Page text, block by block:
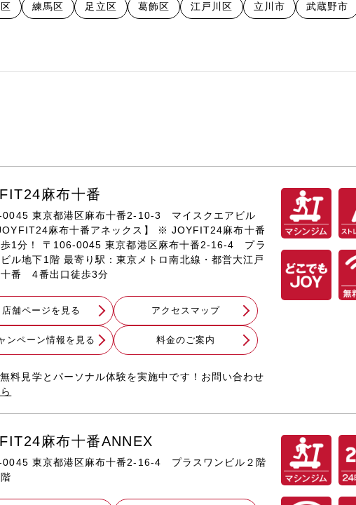
練馬区 足立区 葛飾区 江戸川区 立川市 武蔵野市
麻布十番
0045 東京都港区麻布十番2-10-3 マイスクエアビル
麻布十番アネックス】 ※ JOYFIT24麻布十番
歩1分！ 〒106-0045 東京都港区麻布十番2-16-4 プラ
ル地下1階 最寄り駅：東京メトロ南北線・都営大江戸
十番 4番出口徒歩3分
店舗ページを見る アクセスマップ
ンペーン情報を見る 料⾦のご案内
料見学とパーソナル体験を実施中です！お問い合わせ
麻布十番ANNEX
0045 東京都港区麻布十番2-16-4 プラスワンビル２階